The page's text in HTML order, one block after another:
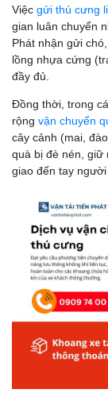
Việc gửi thú cưng
gian luân chuyển
Phát nhận gửi
lồng nhựa cứng
đầy đủ.
Đồng thời, trong
rộng vận chuyển
cây cảnh (mai,
quà bị đè nén, giữ
giao đến tay